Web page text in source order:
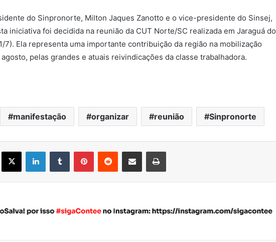
do Sinpronorte, Milton Jaques Zanotto e o vice-presidente do Sinsej,
iniciativa foi decidida na reunião da CUT Norte/SC realizada em Jaraguá do
7). Ela representa uma importante contribuição da região na mobilização
pelas grandes e atuais reivindicações da classe trabalhadora.
manifestação organizar reunião Sinpronorte